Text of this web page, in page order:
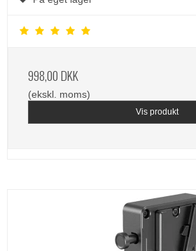
998,00 DKK
(ekskl. moms)
Vis produkt